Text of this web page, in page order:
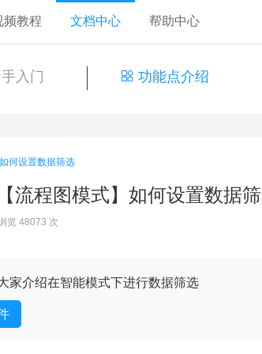
频教程 文档中心 帮助中心
入门 功能点介绍
如何设置数据筛选
流程图模式】如何设置数据
览 48073 次
家介绍在智能模式下进行数据筛选